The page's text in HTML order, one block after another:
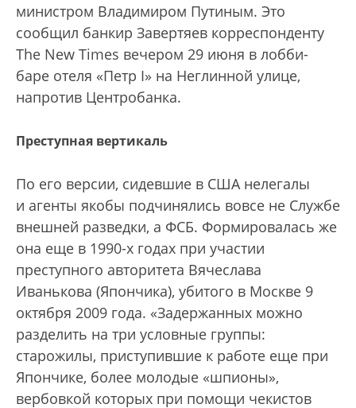
министром Владимиром Путиным. Это
сообщил банкир Завертяев коррес­понденту
The New Times вечером 29 июня в лобби-
баре отеля «Петр I» на Неглинной улице,
напротив Центробанка.
Преступная вертикаль
По его версии, сидевшие в США нелегалы
и агенты якобы подчинялись вовсе не Службе
внешней разведки, а ФСБ. Формировалась же
она еще в 1990-х годах при участии
преступного авторитета Вячеслава
Иванькова (Япончика), убитого в Москве 9
октября 2009 года. «Задержанных можно
разделить на три условные группы:
старожилы, приступившие к работе еще при
Япончике, более молодые «шпионы»,
вербовкой которых при помощи чекистов